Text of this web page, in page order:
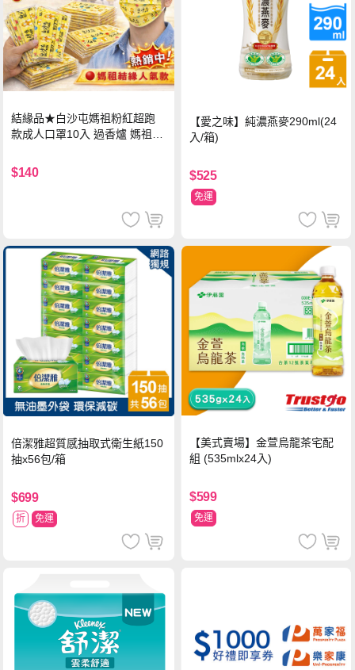
結緣品★白沙屯媽祖粉紅超跑
款成人口罩10入 過香爐 媽祖加
$140
【愛之味】純濃燕麥290ml(24
入/箱)
$525
免運
倍潔雅超質感抽取式衛生紙150
抽x56包/箱
$699
折 免運
【美式賣場】金萱烏龍茶宅配
組 (535mlx24入)
$599
免運